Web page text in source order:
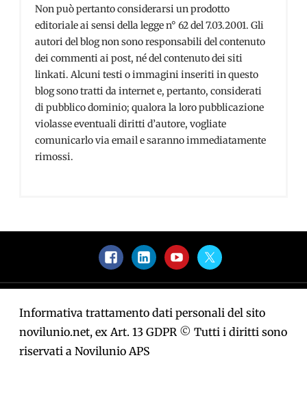
Non può pertanto considerarsi un prodotto
editoriale ai sensi della legge n° 62 del 7.03.2001. Gli
autori del blog non sono responsabili del contenuto
dei commenti ai post, né del contenuto dei siti
linkati. Alcuni testi o immagini inseriti in questo
blog sono tratti da internet e, pertanto, considerati
di pubblico dominio; qualora la loro pubblicazione
violasse eventuali diritti d’autore, vogliate
comunicarlo via email e saranno immediatamente
rimossi.
FacebookLinkedInYouTubeTwitter
Informativa trattamento dati personali del sito
novilunio.net, ex Art. 13 GDPR © Tutti i diritti sono
riservati a Novilunio APS